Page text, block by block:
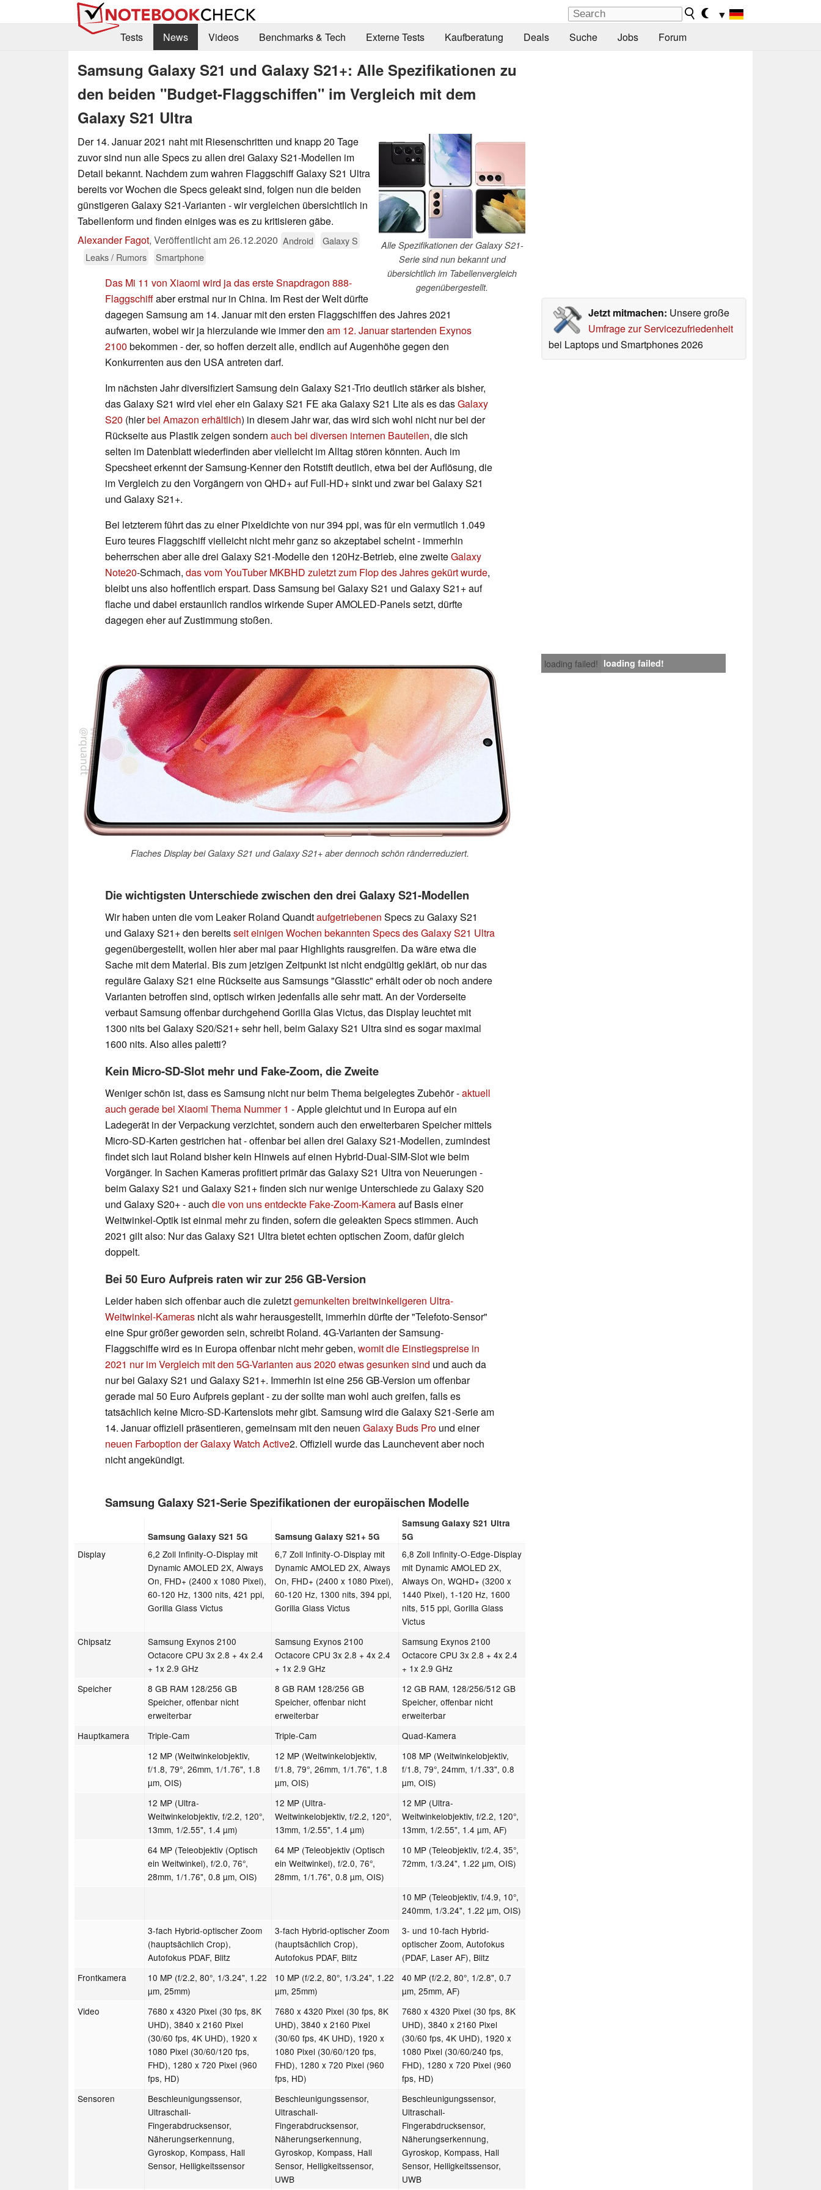
▼
Tests
News Videos Benchmarks & Tech Externe Tests Kaufberatung Deals Suche Jobs Forum
Samsung Galaxy S21 und Galaxy S21+: Alle Spezifikationen zu
den beiden "Budget-Flaggschiffen" im Vergleich mit dem
Galaxy S21 Ultra
Alle Spezifikationen der Galaxy S21-
Serie sind nun bekannt und
übersichtlich im Tabellenvergleich
gegenübergestellt.
Der 14. Januar 2021 naht mit Riesenschritten und knapp 20 Tage
zuvor sind nun alle Specs zu allen drei Galaxy S21-Modellen im
Detail bekannt. Nachdem zum wahren Flaggschiff Galaxy S21 Ultra
bereits vor Wochen die Specs geleakt sind, folgen nun die beiden
günstigeren Galaxy S21-Varianten - wir vergleichen übersichtlich in
Tabellenform und finden einiges was es zu kritisieren gäbe.
Alexander Fagot, Veröffentlicht am26.12.2020 Android
Galaxy S
Leaks / Rumors
Smartphone
Jetzt mitmachen: Unsere große
Umfrage zur Servicezufriedenheit
bei Laptops und Smartphones 2026
Das Mi 11 von Xiaomi wird ja das erste Snapdragon 888-
Flaggschiffaber erstmal nur in China. Im Rest der Welt dürfte
dagegen Samsung am 14. Januar mit den ersten Flaggschiffen des Jahres 2021
aufwarten, wobei wir ja hierzulande wie immer den am 12. Januar startenden Exynos
2100 bekommen - der, so hoffen derzeit alle, endlich auf Augenhöhe gegen den
Konkurrenten aus den USA antreten darf.
Im nächsten Jahr diversifiziert Samsung dein Galaxy S21-Trio deutlich stärker als bisher,
das Galaxy S21 wird viel eher ein Galaxy S21 FE aka Galaxy S21 Lite als es dasGalaxy
S20 (hierbei Amazon erhältlich) in diesem Jahr war, das wird sich wohl nicht nur bei der
Rückseite aus Plastik zeigen sondern auch bei diversen internen Bauteilen, die sich
selten im Datenblatt wiederfinden aber vielleicht im Alltag stören könnten. Auch im
Specsheet erkennt der Samsung-Kenner den Rotstift deutlich, etwa bei der Auflösung, die
im Vergleich zu den Vorgängern von QHD+ auf Full-HD+ sinkt und zwar bei Galaxy S21
und Galaxy S21+.
Bei letzterem führt das zu einer Pixeldichte von nur 394 ppi, was für ein vermutlich 1.049
Euro teures Flaggschiff vielleicht nicht mehr ganz so akzeptabel scheint - immerhin
beherrschen aber alle drei Galaxy S21-Modelle den 120Hz-Betrieb, eine zweiteGalaxy
Note20-Schmach, das vom YouTuber MKBHD zuletzt zum Flop des Jahres gekürt wurde,
bleibt uns also hoffentlich erspart. Dass Samsung bei Galaxy S21 und Galaxy S21+ auf
flache und dabei erstaunlich randlos wirkende Super AMOLED-Panels setzt, dürfte
dagegen eher auf Zustimmung stoßen.
loading failed! loading failed!
Flaches Display bei Galaxy S21 und Galaxy S21+ aber dennoch schön ränderreduziert.
Die wichtigsten Unterschiede zwischen den drei Galaxy S21-Modellen
Wir haben unten die vom Leaker Roland Quandtaufgetriebenen Specs zu Galaxy S21
und Galaxy S21+ den bereitsseit einigen Wochen bekannten Specs des Galaxy S21 Ultra
gegenübergestellt, wollen hier aber mal paar Highlights rausgreifen. Da wäre etwa die
Sache mit dem Material. Bis zum jetzigen Zeitpunkt ist nicht endgültig geklärt, ob nur das
reguläre Galaxy S21 eine Rückseite aus Samsungs "Glasstic" erhält oder ob noch andere
Varianten betroffen sind, optisch wirken jedenfalls alle sehr matt. An der Vorderseite
verbaut Samsung offenbar durchgehend Gorilla Glas Victus, das Display leuchtet mit
1300 nits bei Galaxy S20/S21+ sehr hell, beim Galaxy S21 Ultra sind es sogar maximal
1600 nits. Also alles paletti?
Kein Micro-SD-Slot mehr und Fake-Zoom, die Zweite
Weniger schön ist, dass es Samsung nicht nur beim Thema beigelegtes Zubehör -aktuell
auch gerade bei Xiaomi Thema Nummer 1 - Apple gleichtut und in Europa auf ein
Ladegerät in der Verpackung verzichtet, sondern auch den erweiterbaren Speicher mittels
Micro-SD-Karten gestrichen hat - offenbar bei allen drei Galaxy S21-Modellen, zumindest
findet sich laut Roland bisher kein Hinweis auf einen Hybrid-Dual-SIM-Slot wie beim
Vorgänger. In Sachen Kameras profitiert primär das Galaxy S21 Ultra von Neuerungen -
beim Galaxy S21 und Galaxy S21+ finden sich nur wenige Unterschiede zu Galaxy S20
und Galaxy S20+ - auch die von uns entdeckte Fake-Zoom-Kameraauf Basis einer
Weitwinkel-Optik ist einmal mehr zu finden, sofern die geleakten Specs stimmen. Auch
2021 gilt also: Nur das Galaxy S21 Ultra bietet echten optischen Zoom, dafür gleich
doppelt.
Bei 50 Euro Aufpreis raten wir zur 256 GB-Version
Leider haben sich offenbar auch die zuletztgemunkelten breitwinkeligeren Ultra-
Weitwinkel-Kameras nicht als wahr herausgestellt, immerhin dürfte der "Telefoto-Sensor"
eine Spur größer geworden sein, schreibt Roland. 4G-Varianten der Samsung-
Flaggschiffe wird es in Europa offenbar nicht mehr geben, womit die Einstiegspreise in
2021 nur im Vergleich mit den 5G-Varianten aus 2020 etwas gesunken sind und auch da
nur bei Galaxy S21 und Galaxy S21+. Immerhin ist eine 256 GB-Version um offenbar
gerade mal 50 Euro Aufpreis geplant - zu der sollte man wohl auch greifen, falls es
tatsächlich keine Micro-SD-Kartenslots mehr gibt. Samsung wird die Galaxy S21-Serie am
14. Januar offiziell präsentieren, gemeinsam mit den neuen Galaxy Buds Pro und einer
neuen Farboption der Galaxy Watch Active2. Offiziell wurde das Launchevent aber noch
nicht angekündigt.
Samsung Galaxy S21-Serie Spezifikationen der europäischen Modelle
Samsung Galaxy S21 5G Samsung Galaxy S21+ 5G
Samsung Galaxy S21 Ultra
5G
Display
6,2 Zoll Infinity-O-Display mit
Dynamic AMOLED 2X, Always
On, FHD+ (2400 x 1080 Pixel),
60-120 Hz, 1300 nits, 421 ppi,
Gorilla Glass Victus
6,7 Zoll Infinity-O-Display mit
Dynamic AMOLED 2X, Always
On, FHD+ (2400 x 1080 Pixel),
60-120 Hz, 1300 nits, 394 ppi,
Gorilla Glass Victus
6,8 Zoll Infinity-O-Edge-Display
mit Dynamic AMOLED 2X,
Always On, WQHD+ (3200 x
1440 Pixel), 1-120 Hz, 1600
nits, 515 ppi, Gorilla Glass
Victus
Chipsatz
Samsung Exynos 2100
Octacore CPU 3x 2.8 + 4x 2.4
+ 1x 2.9 GHz
Samsung Exynos 2100
Octacore CPU 3x 2.8 + 4x 2.4
+ 1x 2.9 GHz
Samsung Exynos 2100
Octacore CPU 3x 2.8 + 4x 2.4
+ 1x 2.9 GHz
Speicher
8 GB RAM 128/256 GB
Speicher, offenbar nicht
erweiterbar
8 GB RAM 128/256 GB
Speicher, offenbar nicht
erweiterbar
12 GB RAM, 128/256/512 GB
Speicher, offenbar nicht
erweiterbar
Hauptkamera
Triple-Cam Triple-Cam
Quad-Kamera
12 MP (Weitwinkelobjektiv,
f/1.8, 79°, 26mm, 1/1.76", 1.8
µm, OIS)
12 MP (Weitwinkelobjektiv,
f/1.8, 79°, 26mm, 1/1.76", 1.8
µm, OIS)
108 MP (Weitwinkelobjektiv,
f/1.8, 79°, 24mm, 1/1.33", 0.8
µm, OIS)
12 MP (Ultra-
Weitwinkelobjektiv, f/2.2, 120°,
13mm, 1/2.55", 1.4 µm)
12 MP (Ultra-
Weitwinkelobjektiv, f/2.2, 120°,
13mm, 1/2.55", 1.4 µm)
12 MP (Ultra-
Weitwinkelobjektiv, f/2.2, 120°,
13mm, 1/2.55", 1.4 µm, AF)
64 MP (Teleobjektiv (Optisch
ein Weitwinkel), f/2.0, 76°,
28mm, 1/1.76", 0.8 µm, OIS)
64 MP (Teleobjektiv (Optisch
ein Weitwinkel), f/2.0, 76°,
28mm, 1/1.76", 0.8 µm, OIS)
10 MP (Teleobjektiv, f/2.4, 35°,
72mm, 1/3.24", 1.22 µm, OIS)
10 MP (Teleobjektiv, f/4.9, 10°,
240mm, 1/3.24", 1.22 µm, OIS)
3-fach Hybrid-optischer Zoom
(hauptsächlich Crop),
Autofokus PDAF, Blitz
3-fach Hybrid-optischer Zoom
(hauptsächlich Crop),
Autofokus PDAF, Blitz
3- und 10-fach Hybrid-
optischer Zoom, Autofokus
(PDAF, Laser AF), Blitz
Frontkamera
10 MP (f/2.2, 80°, 1/3.24", 1.22
µm, 25mm)
10 MP (f/2.2, 80°, 1/3.24", 1.22
µm, 25mm)
40 MP (f/2.2, 80°, 1/2.8", 0.7
µm, 25mm, AF)
Video
7680 x 4320 Pixel (30 fps, 8K
UHD), 3840 x 2160 Pixel
(30/60 fps, 4K UHD), 1920 x
1080 Pixel (30/60/120 fps,
FHD), 1280 x 720 Pixel (960
fps, HD)
7680 x 4320 Pixel (30 fps, 8K
UHD), 3840 x 2160 Pixel
(30/60 fps, 4K UHD), 1920 x
1080 Pixel (30/60/120 fps,
FHD), 1280 x 720 Pixel (960
fps, HD)
7680 x 4320 Pixel (30 fps, 8K
UHD), 3840 x 2160 Pixel
(30/60 fps, 4K UHD), 1920 x
1080 Pixel (30/60/240 fps,
FHD), 1280 x 720 Pixel (960
fps, HD)
Sensoren
Beschleunigungssensor,
Ultraschall-
Fingerabdrucksensor,
Näherungserkennung,
Gyroskop, Kompass, Hall
Sensor, Helligkeitssensor
Beschleunigungssensor,
Ultraschall-
Fingerabdrucksensor,
Näherungserkennung,
Gyroskop, Kompass, Hall
Sensor, Helligkeitssensor,
UWB
Beschleunigungssensor,
Ultraschall-
Fingerabdrucksensor,
Näherungserkennung,
Gyroskop, Kompass, Hall
Sensor, Helligkeitssensor,
UWB